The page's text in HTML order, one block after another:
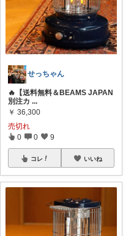
せっちゃん
🔥【送料無料＆BEAMS JAPAN
別注カ ...
￥ 36,300
売切れ
0 0 9
コレ いいね